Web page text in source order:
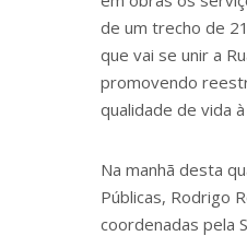
de um trecho de
que vai se unir a
promovendo
qualidade de vida
Na manhã desta
Públicas, Rodrigo
coordenadas pela